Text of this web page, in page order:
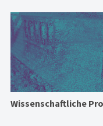
Wissenschaftliche